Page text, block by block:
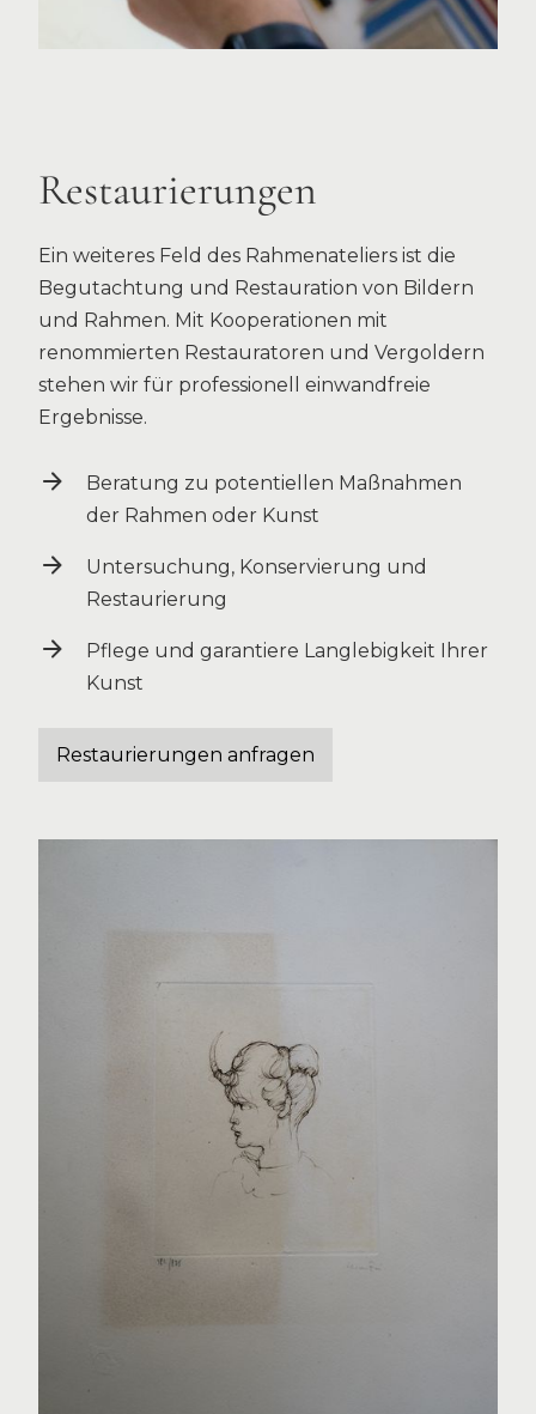
Restaurierungen
Ein weiteres Feld des Rahmenateliers ist die
Begutachtung und Restauration von Bildern
und Rahmen. Mit Kooperationen mit
renommierten Restauratoren und Vergoldern
stehen wir für professionell einwandfreie
Ergebnisse.
Beratung zu potentiellen Maßnahmen
der Rahmen oder Kunst
Untersuchung, Konservierung und
Restaurierung
Pflege und garantiere Langlebigkeit Ihrer
Kunst
Restaurierungen anfragen